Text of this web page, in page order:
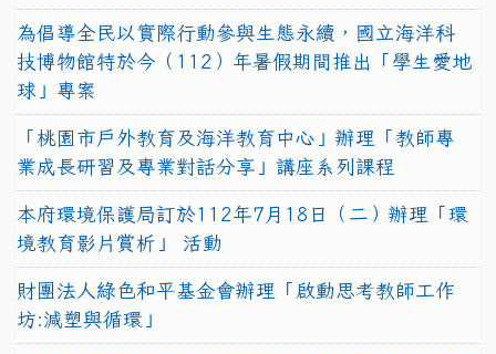
為倡導全民以實際行動參與生態永續，國立海洋科
技博物館特於今（112）年暑假期間推出「學生愛地
球」專案
「桃園市戶外教育及海洋教育中心」辦理「教師專
業成長研習及專業對話分享」講座系列課程
本府環境保護局訂於112年7月18日（二）辦理「環
境教育影片賞析」 活動
財團法人綠色和平基金會辦理「啟動思考教師工作
坊:減塑與循環」